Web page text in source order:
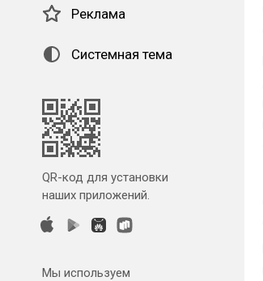
Реклама
Системная тема
QR-код для установки
наших приложений.
Мы используем